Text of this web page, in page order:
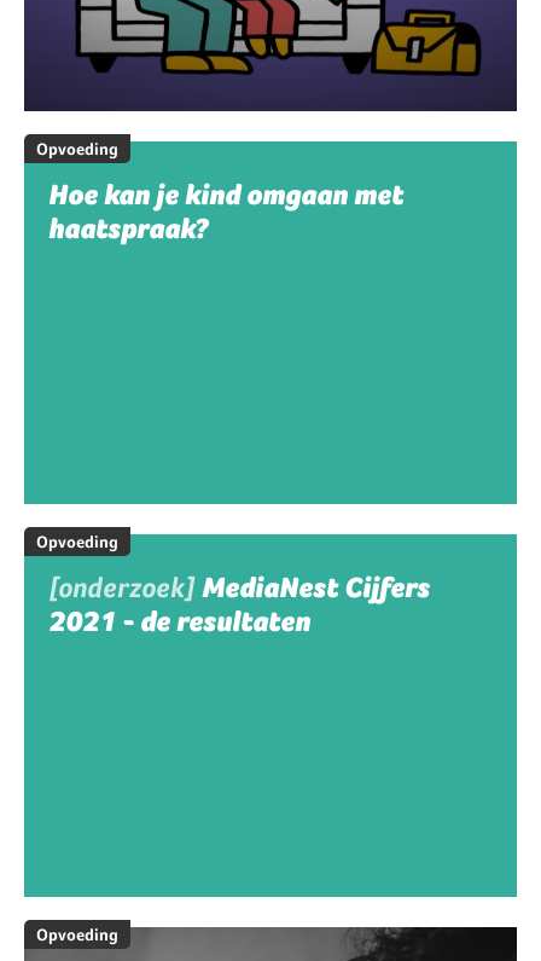
Opvoeding
Hoe kan je kind omgaan met
haatspraak?
Opvoeding
[onderzoek]MediaNest Cijfers
2021 - de resultaten
Opvoeding